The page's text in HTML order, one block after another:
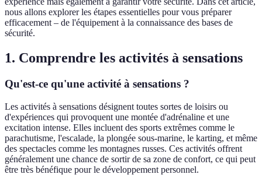
nous allons explorer les étapes essentielles pour vous préparer
efficacement – de l'équipement à la connaissance des bases de
sécurité.
1. Comprendre les activités à sensations
Qu'est-ce qu'une activité à sensations ?
Les activités à sensations désignent toutes sortes de loisirs ou
d'expériences qui provoquent une montée d'adrénaline et une
excitation intense. Elles incluent des sports extrêmes comme le
parachutisme, l'escalade, la plongée sous-marine, le karting, et même
des spectacles comme les montagnes russes. Ces activités offrent
généralement une chance de sortir de sa zone de confort, ce qui peut
être très bénéfique pour le développement personnel.